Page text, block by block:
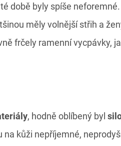
době byly spíše
měly volnější střih a
frčely ramenní vycpávky,
, hodně oblíbený byl
na kůži nepříjemné,